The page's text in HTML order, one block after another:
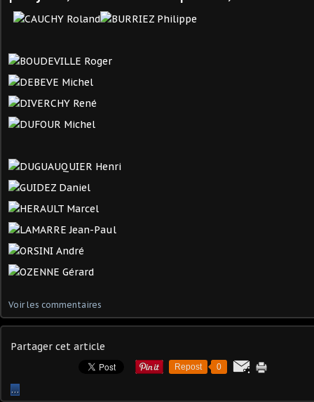
Voir les commentaires
Partager cet article
Repost 0
…